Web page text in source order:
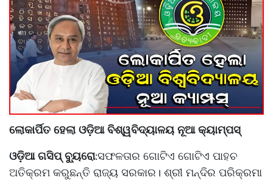
ଲୋକାର୍ପିତ ହେଲା ଓଡ଼ିଆ ବିଶ୍ୱବିଦ୍ୟାଳୟ ନୂଆ କ୍ୟାମ୍ପସ୍‌
ଓଡ଼ିଆ ଗସିପ୍ ବ୍ୟୁରୋ:ସଫଳତାର ଗୋଟିଏ ଗୋଟିଏ ପାହଚ
ଅତିକ୍ରମ କରୁଛନ୍ତି ରାଜ୍ୟ ସରକାର। ଶ୍ରୀ ମନ୍ଦିର ପରିକ୍ରମା